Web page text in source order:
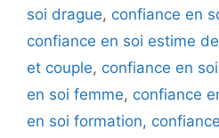
soi drague, confiance en
confiance en soi estime
et couple, confiance en
en soi femme, confiance
en soi formation,